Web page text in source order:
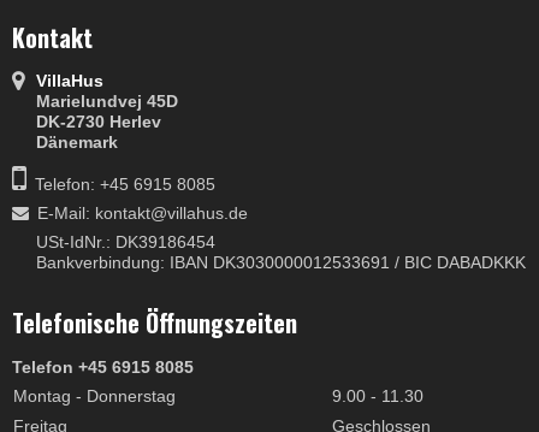
Kontakt
VillaHus
Marielundvej 45D
DK-2730 Herlev
Dänemark
Telefon: +45 6915 8085
E-Mail: kontakt@villahus.de
USt-IdNr.: DK39186454
Bankverbindung: IBAN DK3030000012533691 / BIC DABADKKK
Telefonische Öffnungszeiten
Telefon +45 6915 8085
Montag - Donnerstag
9.00 - 11.30
Freitag
Geschlossen